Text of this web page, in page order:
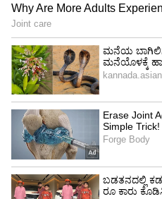
4
4
Image Credit :Instagram
ವಿವಿಧೆಡೆ ಶೂಟಿಂಗ್‌